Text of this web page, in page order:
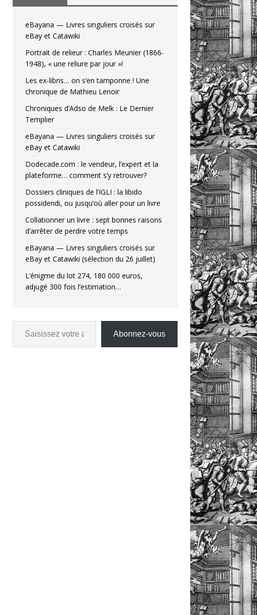
eBayana — Livres singuliers croisés sur
eBay et Catawiki
Portrait de relieur : Charles Meunier (1866-
1948), « une reliure par jour »!
Les ex-libris… on s’en tamponne ! Une
chronique de Mathieu Lenoir
Chroniques d’Adso de Melk : Le Dernier
Templier
eBayana — Livres singuliers croisés sur
eBay et Catawiki
Dodecade.com : le vendeur, l’expert et la
plateforme… comment s’y retrouver?
Dossiers cliniques de l’IGLI : la libido
possidendi, ou jusqu’où aller pour un livre
Collationner un livre : sept bonnes raisons
d’arrêter de perdre votre temps
eBayana — Livres singuliers croisés sur
eBay et Catawiki (sélection du 26 juillet)
L’énigme du lot 274, 180 000 euros,
adjugé 300 fois l’estimation…
Abonnez-vous